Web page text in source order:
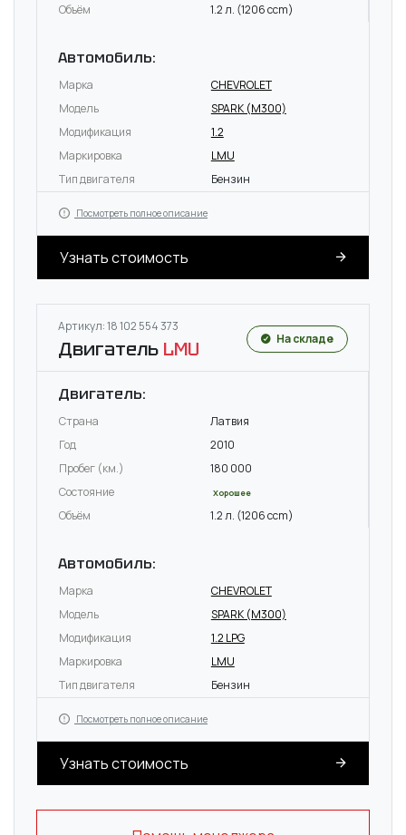
Объём 1.2 л. (1206 ccm)
Автомобиль:
Марка
CHEVROLET
Модель
SPARK (M300)
Модификация
1.2
Маркировка
LMU
Тип двигателя
Бензин
Посмотреть полное описание
Узнать стоимость
Артикул: 18 102 554 373
Двигатель LMU На складе
Двигатель:
Страна
Латвия
Год
2010
Пробег (км.)
180 000
Состояние
Хорошее
Объём 1.2 л. (1206 ccm)
Автомобиль:
Марка
CHEVROLET
Модель
SPARK (M300)
Модификация
1.2 LPG
Маркировка
LMU
Тип двигателя
Бензин
Посмотреть полное описание
Узнать стоимость